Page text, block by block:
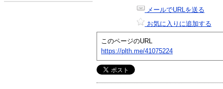
メールでURLを送る
お気に入りに追加する
このページのURL
https://plth.me/41075224